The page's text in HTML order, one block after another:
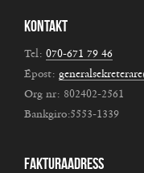
Kontakt
Tel: 070-671 79 46
Epost:
Org nr: 802402-2561
Bankgiro:5553-1339
Fakturaadress